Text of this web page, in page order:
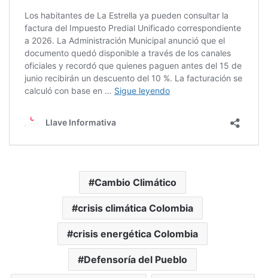
Cambio Climático
crisis climática Colombia
crisis energética Colombia
Defensoría del Pueblo